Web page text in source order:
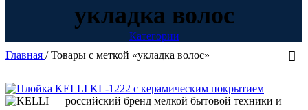
укладка волос
Категории
Главная / Товары с меткой «укладка волос»